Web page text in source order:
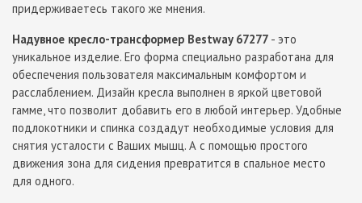
придерживаетесь такого же мнения.
Надувное кресло-трансформер Bestway 67277 - это
уникальное изделие. Его форма специально разработана для
обеспечения пользователя максимальным комфортом и
расслаблением. Дизайн кресла выполнен в яркой цветовой
гамме, что позволит добавить его в любой интерьер. Удобные
подлокотники и спинка создадут необходимые условия для
снятия усталости с Ваших мышц. А с помощью простого
движения зона для сидения превратится в спальное место
для одного.